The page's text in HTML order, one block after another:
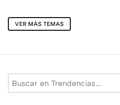
VER MÁS TEMAS